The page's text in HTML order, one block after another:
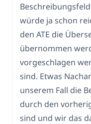
würde ja schon
den ATE die
übernommen
vorgeschlagen
sind. Etwas
unserem Fall die
durch den
sind und wir das